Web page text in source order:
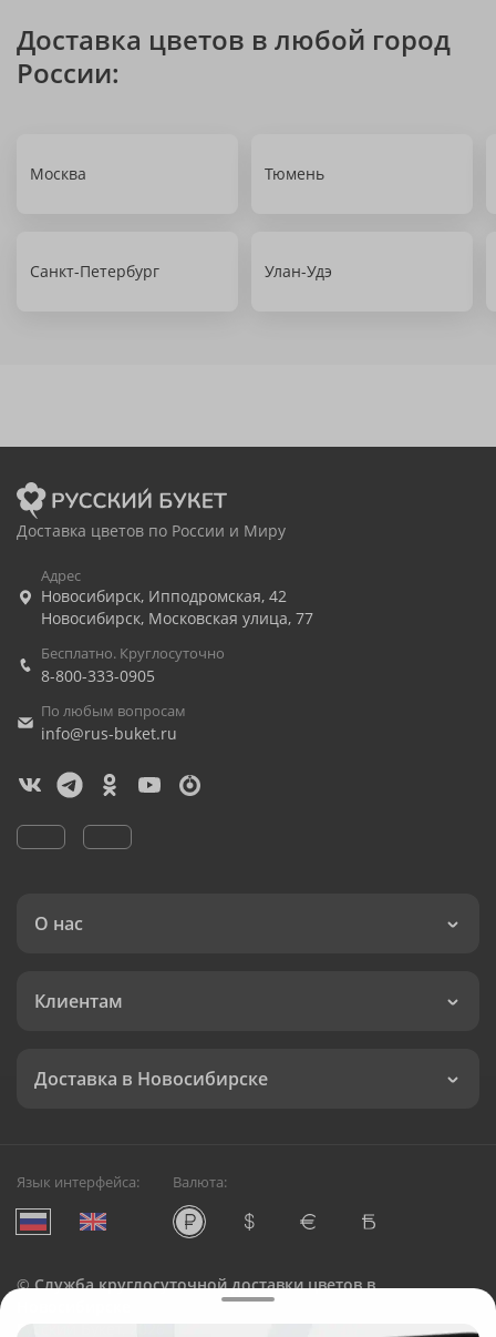
Доставка цветов в любой город
России:
Москва Тюмень
Санкт-Петербург Улан-Удэ
Доставка цветов по России и Миру
Адрес
Новосибирск, Ипподромская, 42
Новосибирск, Московская улица, 77
Бесплатно. Круглосуточно
8-800-333-0905
По любым вопросам
info@rus-buket.ru
О нас
Клиентам
Доставка в Новосибирске
Язык интерфейса: Валюта:
©Служба круглосуточной доставки цветов в
Русский Букет, 2026